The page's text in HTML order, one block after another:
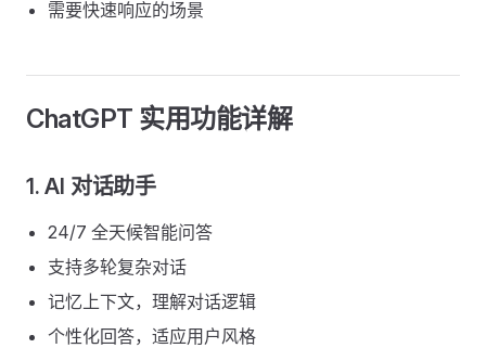
需要快速响应的场景
ChatGPT 实用功能详解
1. AI 对话助手
24/7 全天候智能问答
支持多轮复杂对话
记忆上下文，理解对话逻辑
个性化回答，适应用户风格